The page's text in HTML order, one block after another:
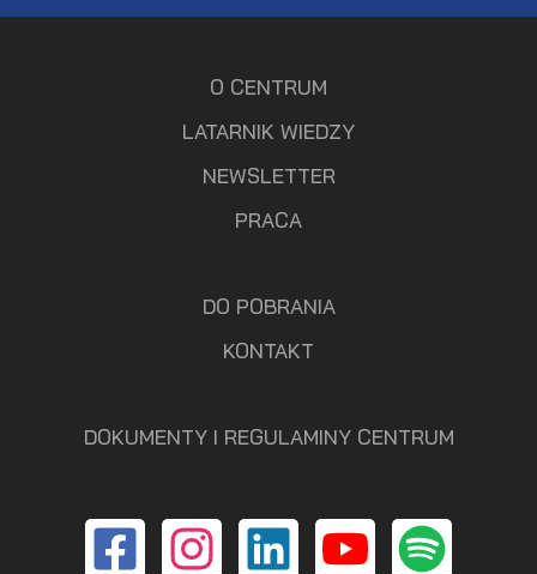
O CENTRUM
LATARNIK WIEDZY
NEWSLETTER
PRACA
DO POBRANIA
KONTAKT
DOKUMENTY I REGULAMINY CENTRUM